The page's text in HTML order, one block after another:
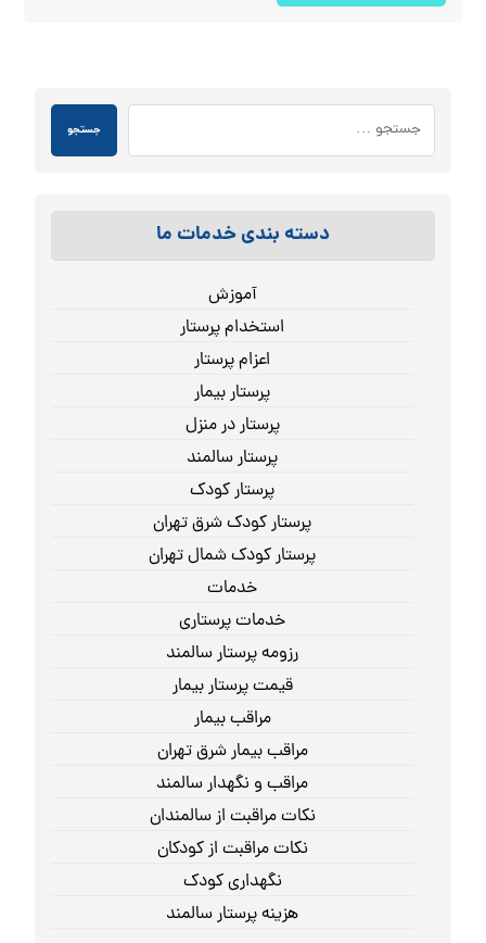
جستجو
دسته بندی خدمات ما
آموزش
استخدام پرستار
اعزام پرستار
پرستار بیمار
پرستار در منزل
پرستار سالمند
پرستار کودک
پرستار کودک شرق تهران
پرستار کودک شمال تهران
خدمات
خدمات پرستاری
رزومه پرستار سالمند
قیمت پرستار بیمار
مراقب بیمار
مراقب بیمار شرق تهران
مراقب و نگهدار سالمند
نکات مراقبت از سالمندان
نکات مراقبت از کودکان
نگهداری کودک
هزینه پرستار سالمند